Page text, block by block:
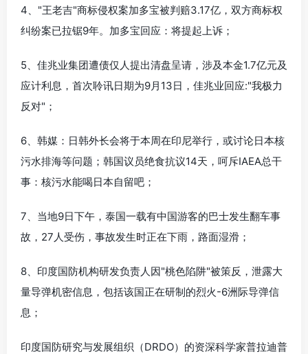
4、"王老吉"商标侵权案加多宝被判赔3.17亿，双方商标权
纠纷案已拉锯9年。加多宝回应：将提起上诉；
5、佳兆业集团遭债仅人提出清盘呈请，涉及本金1.7亿元及
应计利息，首次聆讯日期为9月13日，佳兆业回应:"我极力
反对"；
6、韩媒：日韩外长会将于本周在印尼举行，或讨论日本核
污水排海等问题；韩国议员绝食抗议14天，呵斥IAEA总干
事：核污水能喝日本自留吧；
7、当地9日下午，泰国一载有中国游客的巴士发生翻车事
故，27人受伤，事故发生时正在下雨，路面湿滑；
8、印度国防机构研发负责人因"桃色陷阱"被策反，泄露大
量导弹机密信息，包括该国正在研制的烈火-6洲际导弹信
息；
印度国防研究与发展组织（DRDO）的资深科学家普拉迪普